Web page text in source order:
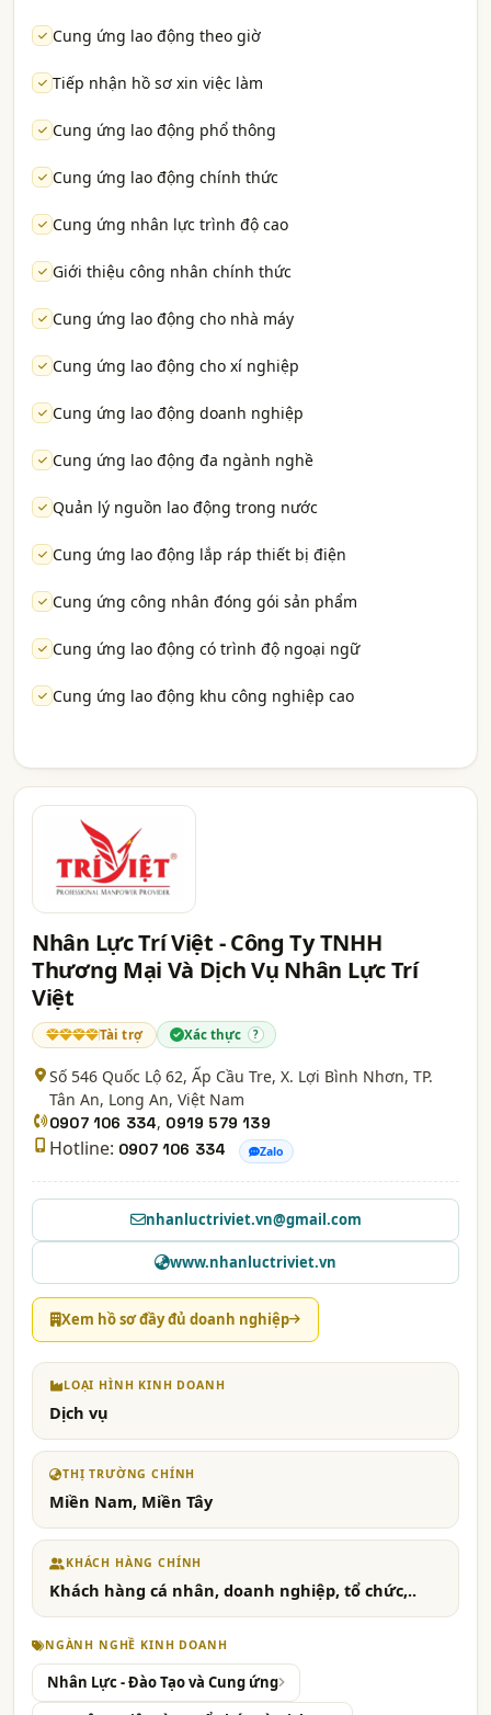
Cung ứng lao động theo giờ
Tiếp nhận hồ sơ xin việc làm
Cung ứng lao động phổ thông
Cung ứng lao động chính thức
Cung ứng nhân lực trình độ cao
Giới thiệu công nhân chính thức
Cung ứng lao động cho nhà máy
Cung ứng lao động cho xí nghiệp
Cung ứng lao động doanh nghiệp
Cung ứng lao động đa ngành nghề
Quản lý nguồn lao động trong nước
Cung ứng lao động lắp ráp thiết bị điện
Cung ứng công nhân đóng gói sản phẩm
Cung ứng lao động có trình độ ngoại ngữ
Cung ứng lao động khu công nghiệp cao
Nhân Lực Trí Việt - Công Ty TNHH
Thương Mại Và Dịch Vụ Nhân Lực Trí
Việt
Tài trợ Xác thực ?
Số 546 Quốc Lộ 62, Ấp Cầu Tre, X. Lợi Bình Nhơn, TP.
Tân An, Long An, Việt Nam
0907 106 334, 0919 579 139
Hotline: 0907 106 334 Zalo
nhanluctriviet.vn@gmail.com
www.nhanluctriviet.vn
Xem hồ sơ đầy đủ doanh nghiệp
LOẠI HÌNH KINH DOANH
Dịch vụ
THỊ TRƯỜNG CHÍNH
Miền Nam, Miền Tây
KHÁCH HÀNG CHÍNH
Khách hàng cá nhân, doanh nghiệp, tổ chức,..
NGÀNH NGHỀ KINH DOANH
Nhân Lực - Đào Tạo và Cung ứng